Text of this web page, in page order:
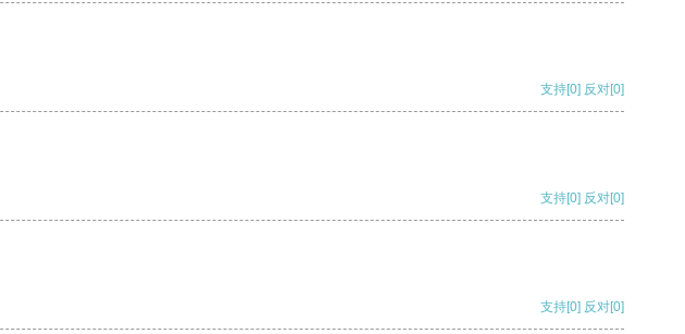
支持[0] 反对[0]
支持[0] 反对[0]
支持[0] 反对[0]